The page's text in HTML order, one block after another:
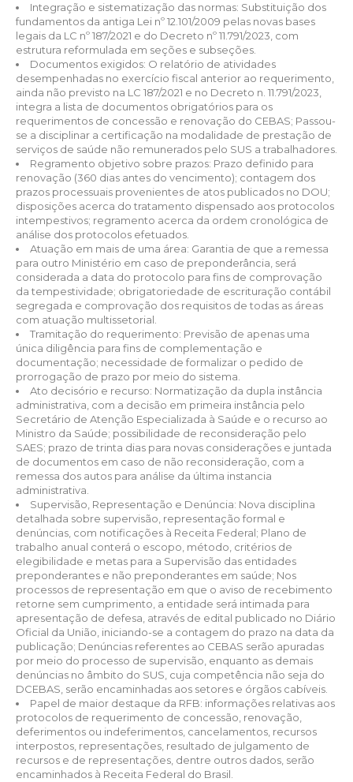
Integração e sistematização das normas: Substituição dos
fundamentos da antiga Lei nº 12.101/2009 pelas novas bases
legais da LC nº 187/2021 e do Decreto nº 11.791/2023, com
estrutura reformulada em seções e subseções.
Documentos exigidos: O relatório de atividades
desempenhadas no exercício fiscal anterior ao requerimento,
ainda não previsto na LC 187/2021 e no Decreto n. 11.791/2023,
integra a lista de documentos obrigatórios para os
requerimentos de concessão e renovação do CEBAS; Passou-
se a disciplinar a certificação na modalidade de prestação de
serviços de saúde não remunerados pelo SUS a trabalhadores.
Regramento objetivo sobre prazos: Prazo definido para
renovação (360 dias antes do vencimento); contagem dos
prazos processuais provenientes de atos publicados no DOU;
disposições acerca do tratamento dispensado aos protocolos
intempestivos; regramento acerca da ordem cronológica de
análise dos protocolos efetuados.
Atuação em mais de uma área: Garantia de que a remessa
para outro Ministério em caso de preponderância, será
considerada a data do protocolo para fins de comprovação
da tempestividade; obrigatoriedade de escrituração contábil
segregada e comprovação dos requisitos de todas as áreas
com atuação multissetorial.
Tramitação do requerimento: Previsão de apenas uma
única diligência para fins de complementação e
documentação; necessidade de formalizar o pedido de
prorrogação de prazo por meio do sistema.
Ato decisório e recurso: Normatização da dupla instância
administrativa, com a decisão em primeira instância pelo
Secretário de Atenção Especializada à Saúde e o recurso ao
Ministro da Saúde; possibilidade de reconsideração pelo
SAES; prazo de trinta dias para novas considerações e juntada
de documentos em caso de não reconsideração, com a
remessa dos autos para análise da última instancia
administrativa.
Supervisão, Representação e Denúncia: Nova disciplina
detalhada sobre supervisão, representação formal e
denúncias, com notificações à Receita Federal; Plano de
trabalho anual conterá o escopo, método, critérios de
elegibilidade e metas para a Supervisão das entidades
preponderantes e não preponderantes em saúde; Nos
processos de representação em que o aviso de recebimento
retorne sem cumprimento, a entidade será intimada para
apresentação de defesa, através de edital publicado no Diário
Oficial da União, iniciando-se a contagem do prazo na data da
publicação; Denúncias referentes ao CEBAS serão apuradas
por meio do processo de supervisão, enquanto as demais
denúncias no âmbito do SUS, cuja competência não seja do
DCEBAS, serão encaminhadas aos setores e órgãos cabíveis.
Papel de maior destaque da RFB: informações relativas aos
protocolos de requerimento de concessão, renovação,
deferimentos ou indeferimentos, cancelamentos, recursos
interpostos, representações, resultado de julgamento de
recursos e de representações, dentre outros dados, serão
encaminhados à Receita Federal do Brasil.